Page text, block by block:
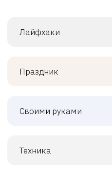
Лайфхаки
Праздник
Своими руками
Техника